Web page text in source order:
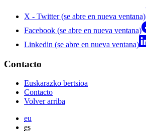
X - Twitter (se abre en nueva ventana)
Facebook (se abre en nueva ventana)
Linkedin (se abre en nueva ventana)
Contacto
Euskarazko bertsioa
Contacto
Volver arriba
eu
es